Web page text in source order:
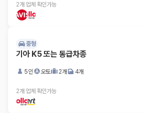
2개 업체 확인가능
중형
기아 K5 또는 동급차종
5인 오토 2개 4개
2개 업체 확인가능